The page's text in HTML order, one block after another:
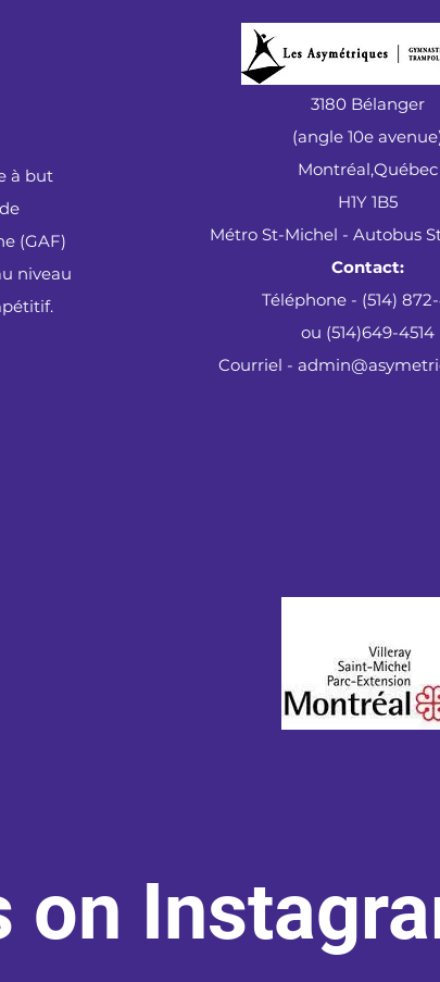
à but
(GAF)
niveau
3180 Bélanger
(angle 10e
Montréal,Québec
H1Y 1B5
Métro St-Michel - Autobus
Contact:
Téléphone - (514)
ou (514)649-4514
Courriel -
on